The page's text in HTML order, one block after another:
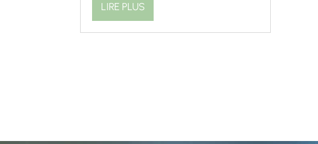
LIRE PLUS